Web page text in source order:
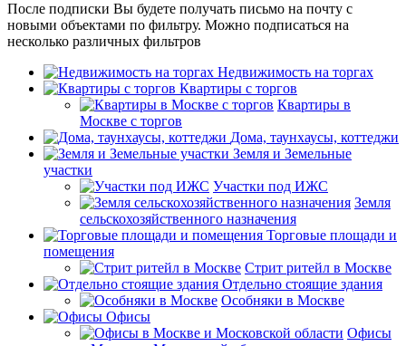
После подписки Вы будете получать письмо на почту с
новыми объектами по фильтру. Можно подписаться на
несколько различных фильтров
Недвижимость на торгах
Квартиры с торгов
Квартиры в
Москве с торгов
Дома, таунхаусы, коттеджи
Земля и Земельные
участки
Участки под ИЖС
Земля
сельскохозяйственного назначения
Торговые площади и
помещения
Стрит ритейл в Москве
Отдельно стоящие здания
Особняки в Москве
Офисы
Офисы